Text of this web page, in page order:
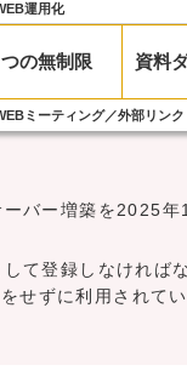
運用化
つの無制限 資料
ミーティング／外部リンク
バー増築を2025年
て登録しなければ
せずに利用されて